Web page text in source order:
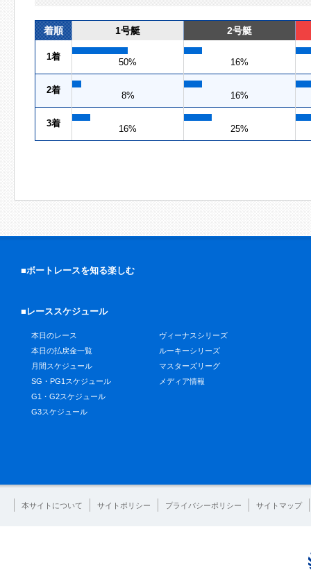
着順 1号艇 2号艇
1着
50% 16%
2着
8% 16%
3着
16% 25%
■ボートレースを知る楽しむ
■レーススケジュール
本日のレース
本日の払戻金一覧
月間スケジュール
SG・PG1スケジュール
G1・G2スケジュール
G3スケジュール
ヴィーナスシリーズ
ルーキーシリーズ
マスターズリーグ
メディア情報
本サイトについて サイトポリシー プライバシーポリシー サイトマップ